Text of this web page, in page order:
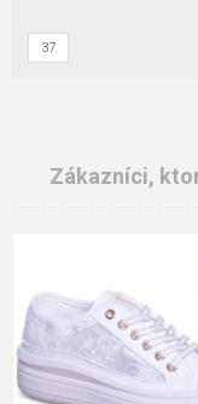
37
Zákazníci,